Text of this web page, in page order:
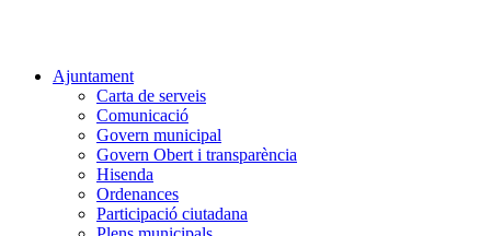
Ajuntament
Carta de serveis
Comunicació
Govern municipal
Govern Obert i transparència
Hisenda
Ordenances
Participació ciutadana